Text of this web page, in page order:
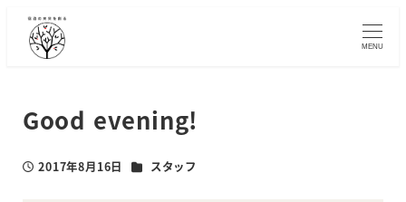
MENU
Good evening!
投稿日
2017年8月16日 カテゴリー
スタッフ